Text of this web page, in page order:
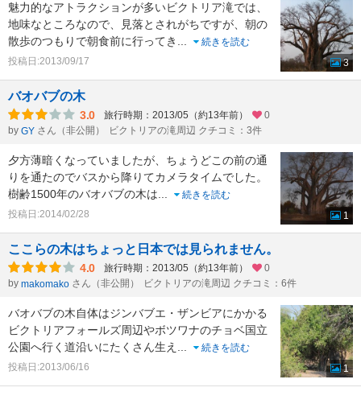
魅力的なアトラクションが多いビクトリア滝では、
地味なところなので、見落とされがちですが、朝の
散歩のつもりで朝食前に行ってき ...
続きを読む
投稿日:2013/09/17
3
バオバブの木
3.0 旅行時期：2013/05（約13年前）
0
by GY さん（非公開） ビクトリアの滝周辺 クチコミ：3件
夕方薄暗くなっていましたが、ちょうどこの前の通
りを通たのでバスから降りてカメラタイムでした。
樹齢1500年のバオバブの木は...
続きを読む
投稿日:2014/02/28
1
ここらの木はちょっと日本では見られません。
4.0 旅行時期：2013/05（約13年前）
0
by makomako さん（非公開） ビクトリアの滝周辺 クチコミ：6件
バオバブの木自体はジンバブエ・ザンビアにかかる
ビクトリアフォールズ周辺やボツワナのチョベ国立
公園へ行く道沿いにたくさん生え ...
続きを読む
投稿日:2013/06/16
1